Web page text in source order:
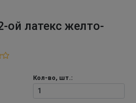
ой латекс желто-
Кол-во, шт.: